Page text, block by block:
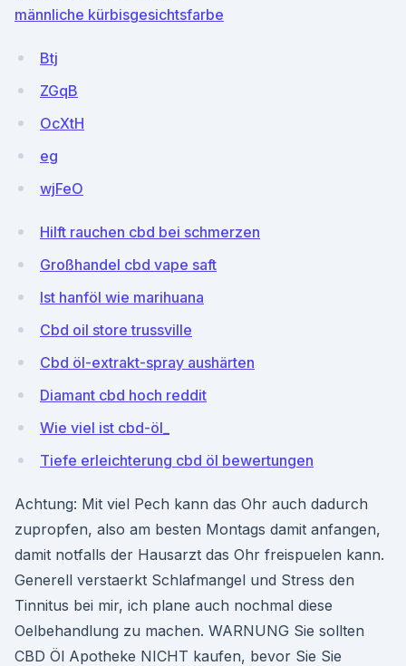
männliche kürbisgesichtsfarbe
Btj
ZGqB
OcXtH
eg
wjFeO
Hilft rauchen cbd bei schmerzen
Großhandel cbd vape saft
Ist hanföl wie marihuana
Cbd oil store trussville
Cbd öl-extrakt-spray aushärten
Diamant cbd hoch reddit
Wie viel ist cbd-öl_
Tiefe erleichterung cbd öl bewertungen
Achtung: Mit viel Pech kann das Ohr auch dadurch
zupropfen, also am besten Montags damit anfangen,
damit notfalls der Hausarzt das Ohr freispuelen kann.
Generell verstaerkt Schlafmangel und Stress den
Tinnitus bei mir, ich plane auch nochmal diese
Oelbehandlung zu machen. WARNUNG Sie sollten
CBD Öl Apotheke NICHT kaufen, bevor Sie Sie